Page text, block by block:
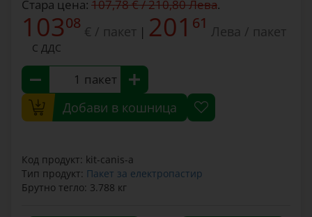
Стара цена: 107,78 € / 210,80 Лева.
10308 € / пакет | 201 61 Лева / пакет
С ДДС
пакет
Добави в кошница
Код продукт: kit-canis-a
Тип продукт: Пакет за електропастир
Брутно тегло: 3.788 кг